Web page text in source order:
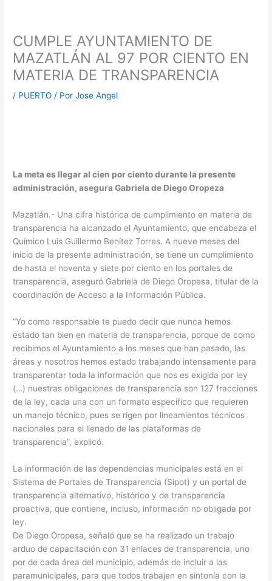
CUMPLE AYUNTAMIENTO DE
MAZATLÁN AL 97 POR CIENTO EN
MATERIA DE TRANSPARENCIA
/ PUERTO / PorJose Angel
La meta es llegar al cien por ciento durante la presente
administración, asegura Gabriela de Diego Oropeza
Mazatlán.- Una cifra histórica de cumplimiento en materia de
transparencia ha alcanzado el Ayuntamiento, que encabeza el
Químico Luis Guillermo Benítez Torres. A nueve meses del
inicio de la presente administración, se tiene un cumplimiento
de hasta el noventa y siete por ciento en los portales de
transparencia, aseguró Gabriela de Diego Oropesa, titular de la
coordinación de Acceso a la Información Pública.
“Yo como responsable te puedo decir que nunca hemos
estado tan bien en materia de transparencia, porque de como
recibimos el Ayuntamiento a los meses que han pasado, las
áreas y nosotros hemos estado trabajando intensamente para
transparentar toda la información que nos es exigida por ley
(…) nuestras obligaciones de transparencia son 127 fracciones
de la ley, cada una con un formato específico que requieren
un manejo técnico, pues se rigen por lineamientos técnicos
nacionales para el llenado de las plataformas de
transparencia”, explicó.
La información de las dependencias municipales está en el
Sistema de Portales de Transparencia (Sipot) y un portal de
transparencia alternativo, histórico y de transparencia
proactiva, que contiene, incluso, información no obligada por
ley.
De Diego Oropesa, señaló que se ha realizado un trabajo
arduo de capacitación con 31 enlaces de transparencia, uno
por de cada área del municipio, además de incluir a las
paramunicipales, para que todos trabajen en sintonía con la